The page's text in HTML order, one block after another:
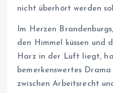
nicht überhört werden
Im Herzen
den Himmel küssen und
Harz in der Luft liegt,
bemerkenswertes
zwischen Arbeitsrecht